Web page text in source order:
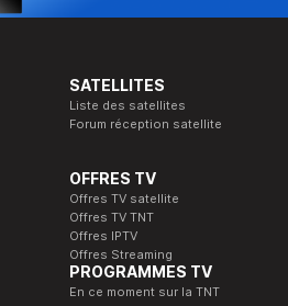
SATELLITES
Liste des satellites
Forum réception satellite
OFFRES TV
Offres TV satellite
Offres TV TNT
Offres IPTV
Offres Streaming
PROGRAMMES TV
En ce moment sur la TNT